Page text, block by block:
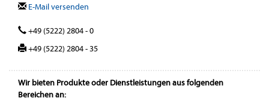
E-Mail versenden
+49 (5222) 2804 - 0
+49 (5222) 2804 - 35
Wir bieten Produkte oder Dienstleistungen aus folgenden
Bereichen an: